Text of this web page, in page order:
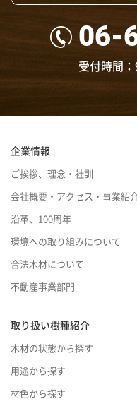
06-
受付時間：
企業情報
ご挨拶、理念・社訓
会社概要・アクセス・事業紹
沿革、100周年
環境への取り組みについて
合法木材について
不動産事業部門
取り扱い樹種紹介
木材の状態から探す
用途から探す
材色から探す